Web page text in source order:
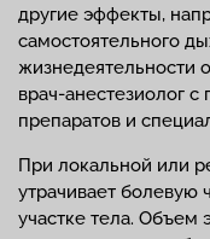
другие эффекты,
самостоятельного
жизнедеятельности
врач-анестезиолог
препаратов и
При локальной или
утрачивает болевую
участке тела. Объем